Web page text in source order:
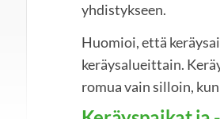
yhdistykseen.
Huomioi, että
keräysalueittain.
romua vain silloin,